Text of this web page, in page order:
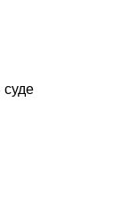
суде